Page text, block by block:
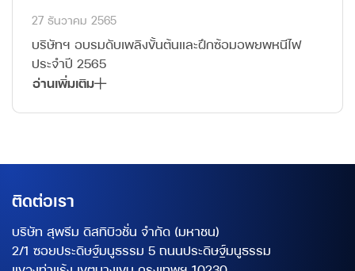
27 ธันวาคม 2565
บริษัทฯ อบรมดับเพลิงขั้นต้นและฝึกซ้อมอพยพหนีไฟ
ประจำปี 2565
อ่านเพิ่มเติม
ติดต่อเรา
บริษัท สุพรีม ดิสทิบิวชั่น จำกัด (มหาชน)
2/1 ซอยประดิษฐ์มนูธรรม 5 ถนนประดิษฐ์มนูธรรม